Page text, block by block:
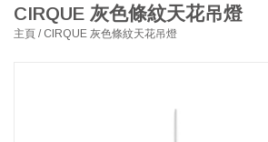
MANKS ANTIQUES 古董
CIRQUE 灰色條紋天花吊燈
主頁 / CIRQUE 灰色條紋天花吊燈